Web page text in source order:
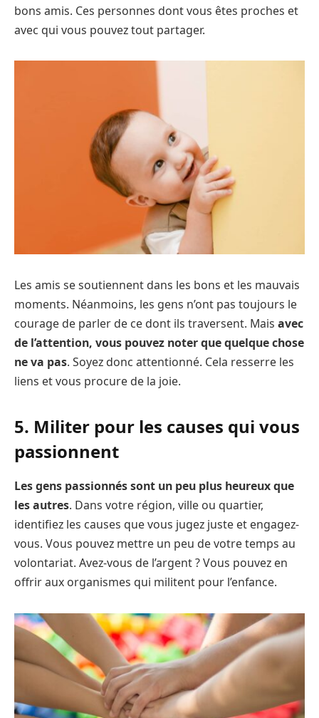
bons amis. Ces personnes dont vous êtes proches et
avec qui vous pouvez tout partager.
Les amis se soutiennent dans les bons et les mauvais
moments. Néanmoins, les gens n’ont pas toujours le
courage de parler de ce dont ils traversent. Mais avec
de l’attention, vous pouvez noter que quelque chose
ne va pas. Soyez donc attentionné. Cela resserre les
liens et vous procure de la joie.
5. Militer pour les causes qui vous
passionnent
Les gens passionnés sont un peu plus heureux que
les autres. Dans votre région, ville ou quartier,
identifiez les causes que vous jugez juste et engagez-
vous. Vous pouvez mettre un peu de votre temps au
volontariat. Avez-vous de l’argent ? Vous pouvez en
offrir aux organismes qui militent pour l’enfance.